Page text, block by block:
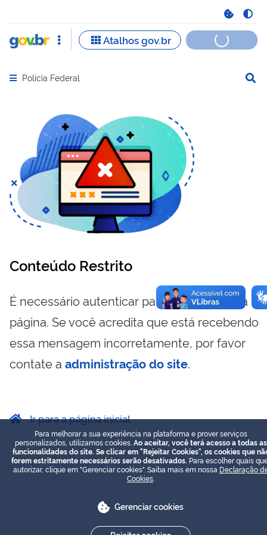
Abrir menu principal de navegação
Polícia Federal
Conteúdo Restrito
É necessário autenticar para visualizar essa
página. Se você acredita que está recebendo
essa mensagem incorretamente, por favor
contate a administração do site.
Ir para a página inicial
Para melhorar a sua experiência na plataforma e prover serviços
personalizados, utilizamos cookies. Ao aceitar, você terá acesso a todas as
funcionalidades do site. Se clicar em "Rejeitar Cookies", os cookies que
forem estritamente necessários serão desativados. Para escolher quais
autorizar, clique em "Gerenciar cookies". Saiba mais em nossa Declaração
Cookies
Gerenciar cookies